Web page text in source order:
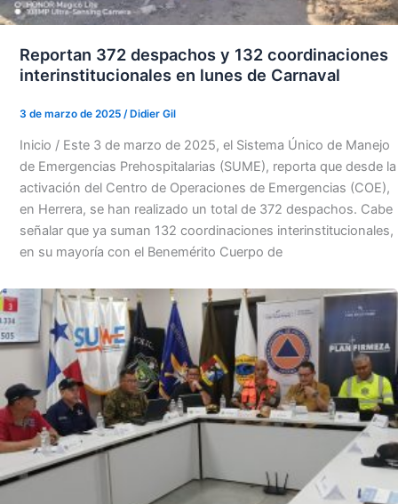
Reportan 372 despachos y 132 coordinaciones
interinstitucionales en lunes de Carnaval
3 de marzo de 2025 / Didier Gil
Inicio / Este 3 de marzo de 2025, el Sistema Único de Manejo
de Emergencias Prehospitalarias (SUME), reporta que desde la
activación del Centro de Operaciones de Emergencias (COE),
en Herrera, se han realizado un total de 372 despachos. Cabe
señalar que ya suman 132 coordinaciones interinstitucionales,
en su mayoría con el Benemérito Cuerpo de